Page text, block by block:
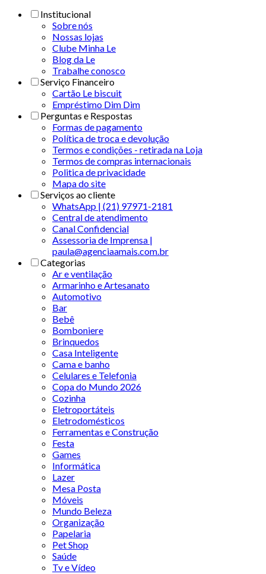
Institucional
Sobre nós
Nossas lojas
Clube Minha Le
Blog da Le
Trabalhe conosco
Serviço Financeiro
Cartão Le biscuit
Empréstimo Dim Dim
Perguntas e Respostas
Formas de pagamento
Política de troca e devolução
Termos e condições - retirada na Loja
Termos de compras internacionais
Politica de privacidade
Mapa do site
Serviços ao cliente
WhatsApp | (21) 97971-2181
Central de atendimento
Canal Confidencial
Assessoria de Imprensa |
paula@agenciaamais.com.br
Categorias
Ar e ventilação
Armarinho e Artesanato
Automotivo
Bar
Bebê
Bomboniere
Brinquedos
Casa Inteligente
Cama e banho
Celulares e Telefonia
Copa do Mundo 2026
Cozinha
Eletroportáteis
Eletrodomésticos
Ferramentas e Construção
Festa
Games
Informática
Lazer
Mesa Posta
Móveis
Mundo Beleza
Organização
Papelaria
Pet Shop
Saúde
Tv e Vídeo